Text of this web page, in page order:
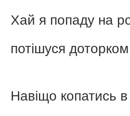
Хай я попаду на
потішуся доторком
Навіщо копатись в